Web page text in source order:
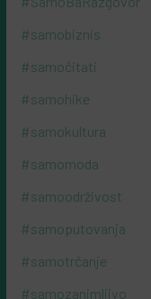
#samobiznis
#samočitati
#samohike
#samokultura
#samomoda
#samoodrživost
#samoputovanja
#samotrčanje
#samozanimljivo